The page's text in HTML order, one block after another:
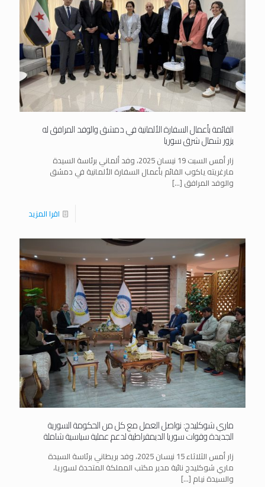
القائمة بأعمال السفارة الألمانية في دمشق والوفد المرافق له
يزور شمال شرق سوريا
زار أمس السبت 19 نيسان 2025، وفد ألماني برئاسة السيدة
مارغريته ياكوب القائم بأعمال السفارة الألمانية في دمشق
والوفد المرافق […]
اقرا المزيد
ماري شوكليدج: نواصل العمل مع كل من الحكومة السورية
الجديدة وقوات سوريا الديمقراطية لدعم عملية سياسية شاملة
زار أمس الثلاثاء 15 نيسان 2025، وفد بريطاني برئاسة السيدة
ماري شوكليدج نائبة مدير مكتب المملكة المتحدة لسوريا،
والسيدة نيام […]